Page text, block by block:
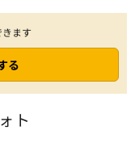
きます
る
ト